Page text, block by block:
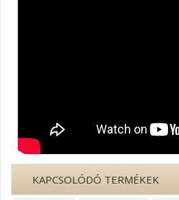
KAPCSOLÓDÓ TERMÉKEK